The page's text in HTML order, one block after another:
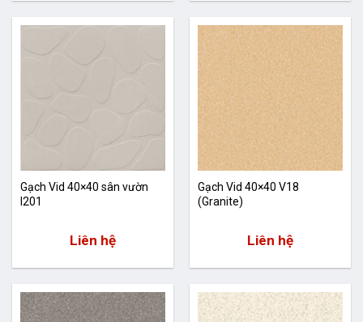
Gạch Vid 40×40 sân vườn
I201
Liên hệ
Gạch Vid 40×40 V18
(Granite)
Liên hệ